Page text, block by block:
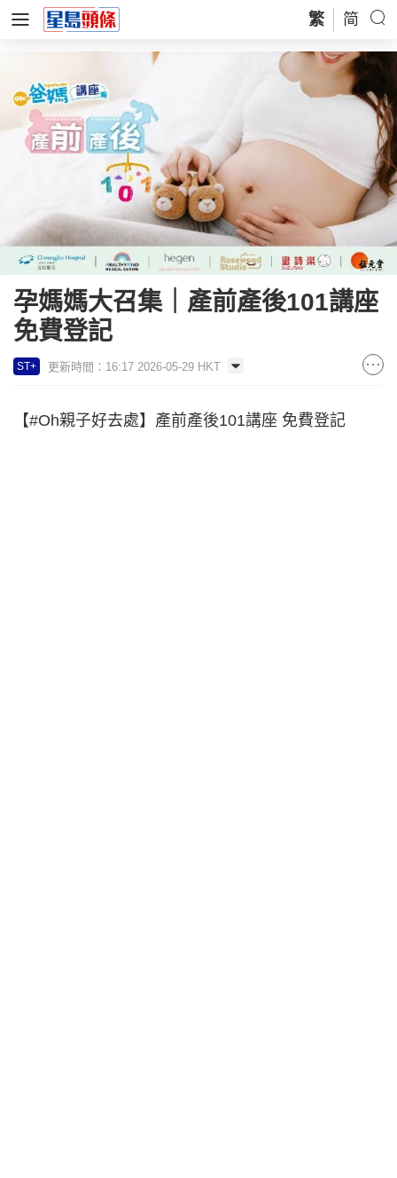
繁 简
孕媽媽大召集｜產前產後101講座
免費登記
ST+ 更新時間：16:17 2026-05-29 HKT
【#Oh親子好去處】產前產後101講座 免費登記